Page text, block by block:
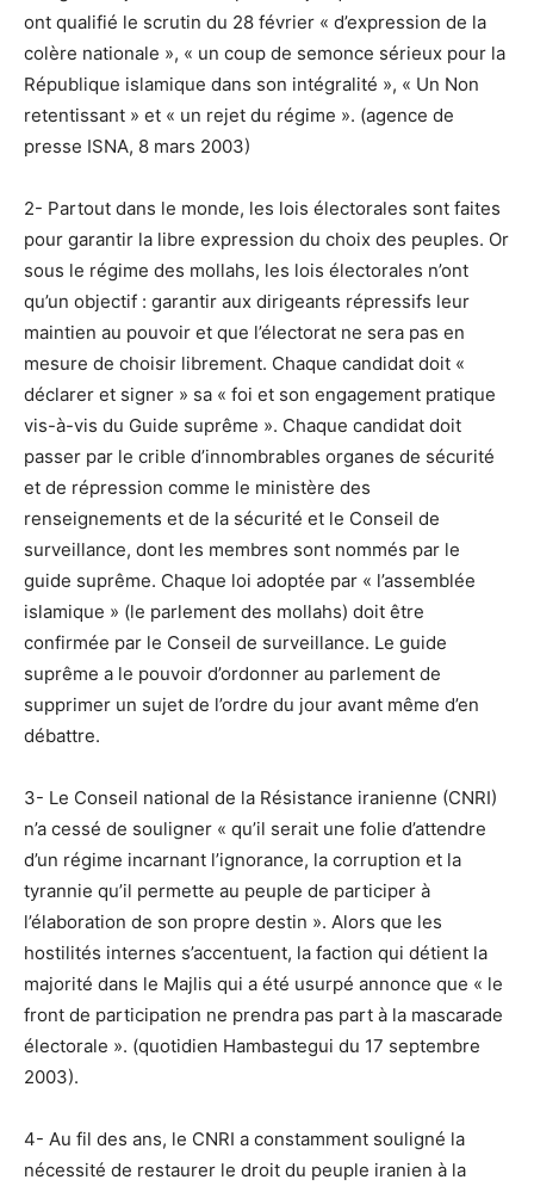
ont qualifié le scrutin du 28 février « d’expression de la
colère nationale », « un coup de semonce sérieux pour la
République islamique dans son intégralité », « Un Non
retentissant » et « un rejet du régime ». (agence de
presse ISNA, 8 mars 2003)
2- Partout dans le monde, les lois électorales sont faites
pour garantir la libre expression du choix des peuples. Or
sous le régime des mollahs, les lois électorales n’ont
qu’un objectif : garantir aux dirigeants répressifs leur
maintien au pouvoir et que l’électorat ne sera pas en
mesure de choisir librement. Chaque candidat doit «
déclarer et signer » sa « foi et son engagement pratique
vis-à-vis du Guide suprême ». Chaque candidat doit
passer par le crible d’innombrables organes de sécurité
et de répression comme le ministère des
renseignements et de la sécurité et le Conseil de
surveillance, dont les membres sont nommés par le
guide suprême. Chaque loi adoptée par « l’assemblée
islamique » (le parlement des mollahs) doit être
confirmée par le Conseil de surveillance. Le guide
suprême a le pouvoir d’ordonner au parlement de
supprimer un sujet de l’ordre du jour avant même d’en
débattre.
3- Le Conseil national de la Résistance iranienne (CNRI)
n’a cessé de souligner « qu’il serait une folie d’attendre
d’un régime incarnant l’ignorance, la corruption et la
tyrannie qu’il permette au peuple de participer à
l’élaboration de son propre destin ». Alors que les
hostilités internes s’accentuent, la faction qui détient la
majorité dans le Majlis qui a été usurpé annonce que « le
front de participation ne prendra pas part à la mascarade
électorale ». (quotidien Hambastegui du 17 septembre
2003).
4- Au fil des ans, le CNRI a constamment souligné la
nécessité de restaurer le droit du peuple iranien à la